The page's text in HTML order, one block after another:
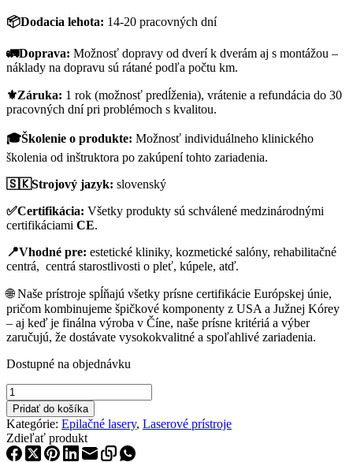
📦Dodacia lehota: 14-20 pracovných dní
🚛Doprava: Možnosť dopravy od dverí k dverám aj s montážou –
náklady na dopravu sú rátané podľa počtu km.
⚜️Záruka: 1 rok (možnosť predĺženia), vrátenie a refundácia do 30
pracovných dní pri problémoch s kvalitou.
🎓Školenie o produkte: Možnosť individuálneho klinického
školenia od inštruktora po zakúpení tohto zariadenia.
🇸🇰Strojový jazyk: slovenský
✅Certifikácia: Všetky produkty sú schválené medzinárodnými
certifikáciami CE.
📍Vhodné pre: estetické kliniky, kozmetické salóny, rehabilitačné
centrá, centrá starostlivosti o pleť, kúpele, atď.
🌐 Naše prístroje spĺňajú všetky prísne certifikácie Európskej únie,
pričom kombinujeme špičkové komponenty z USA a Južnej Kórey
– aj keď je finálna výroba v Číne, naše prísne kritériá a výber
zaručujú, že dostávate vysokokvalitné a spoľahlivé zariadenia.
Dostupné na objednávku
množstvo
SDPL
stroj
SH15
-
Pridať do košíka
Kategórie: Epilačné lasery, Laserové prístroje
Zdieľať produkt